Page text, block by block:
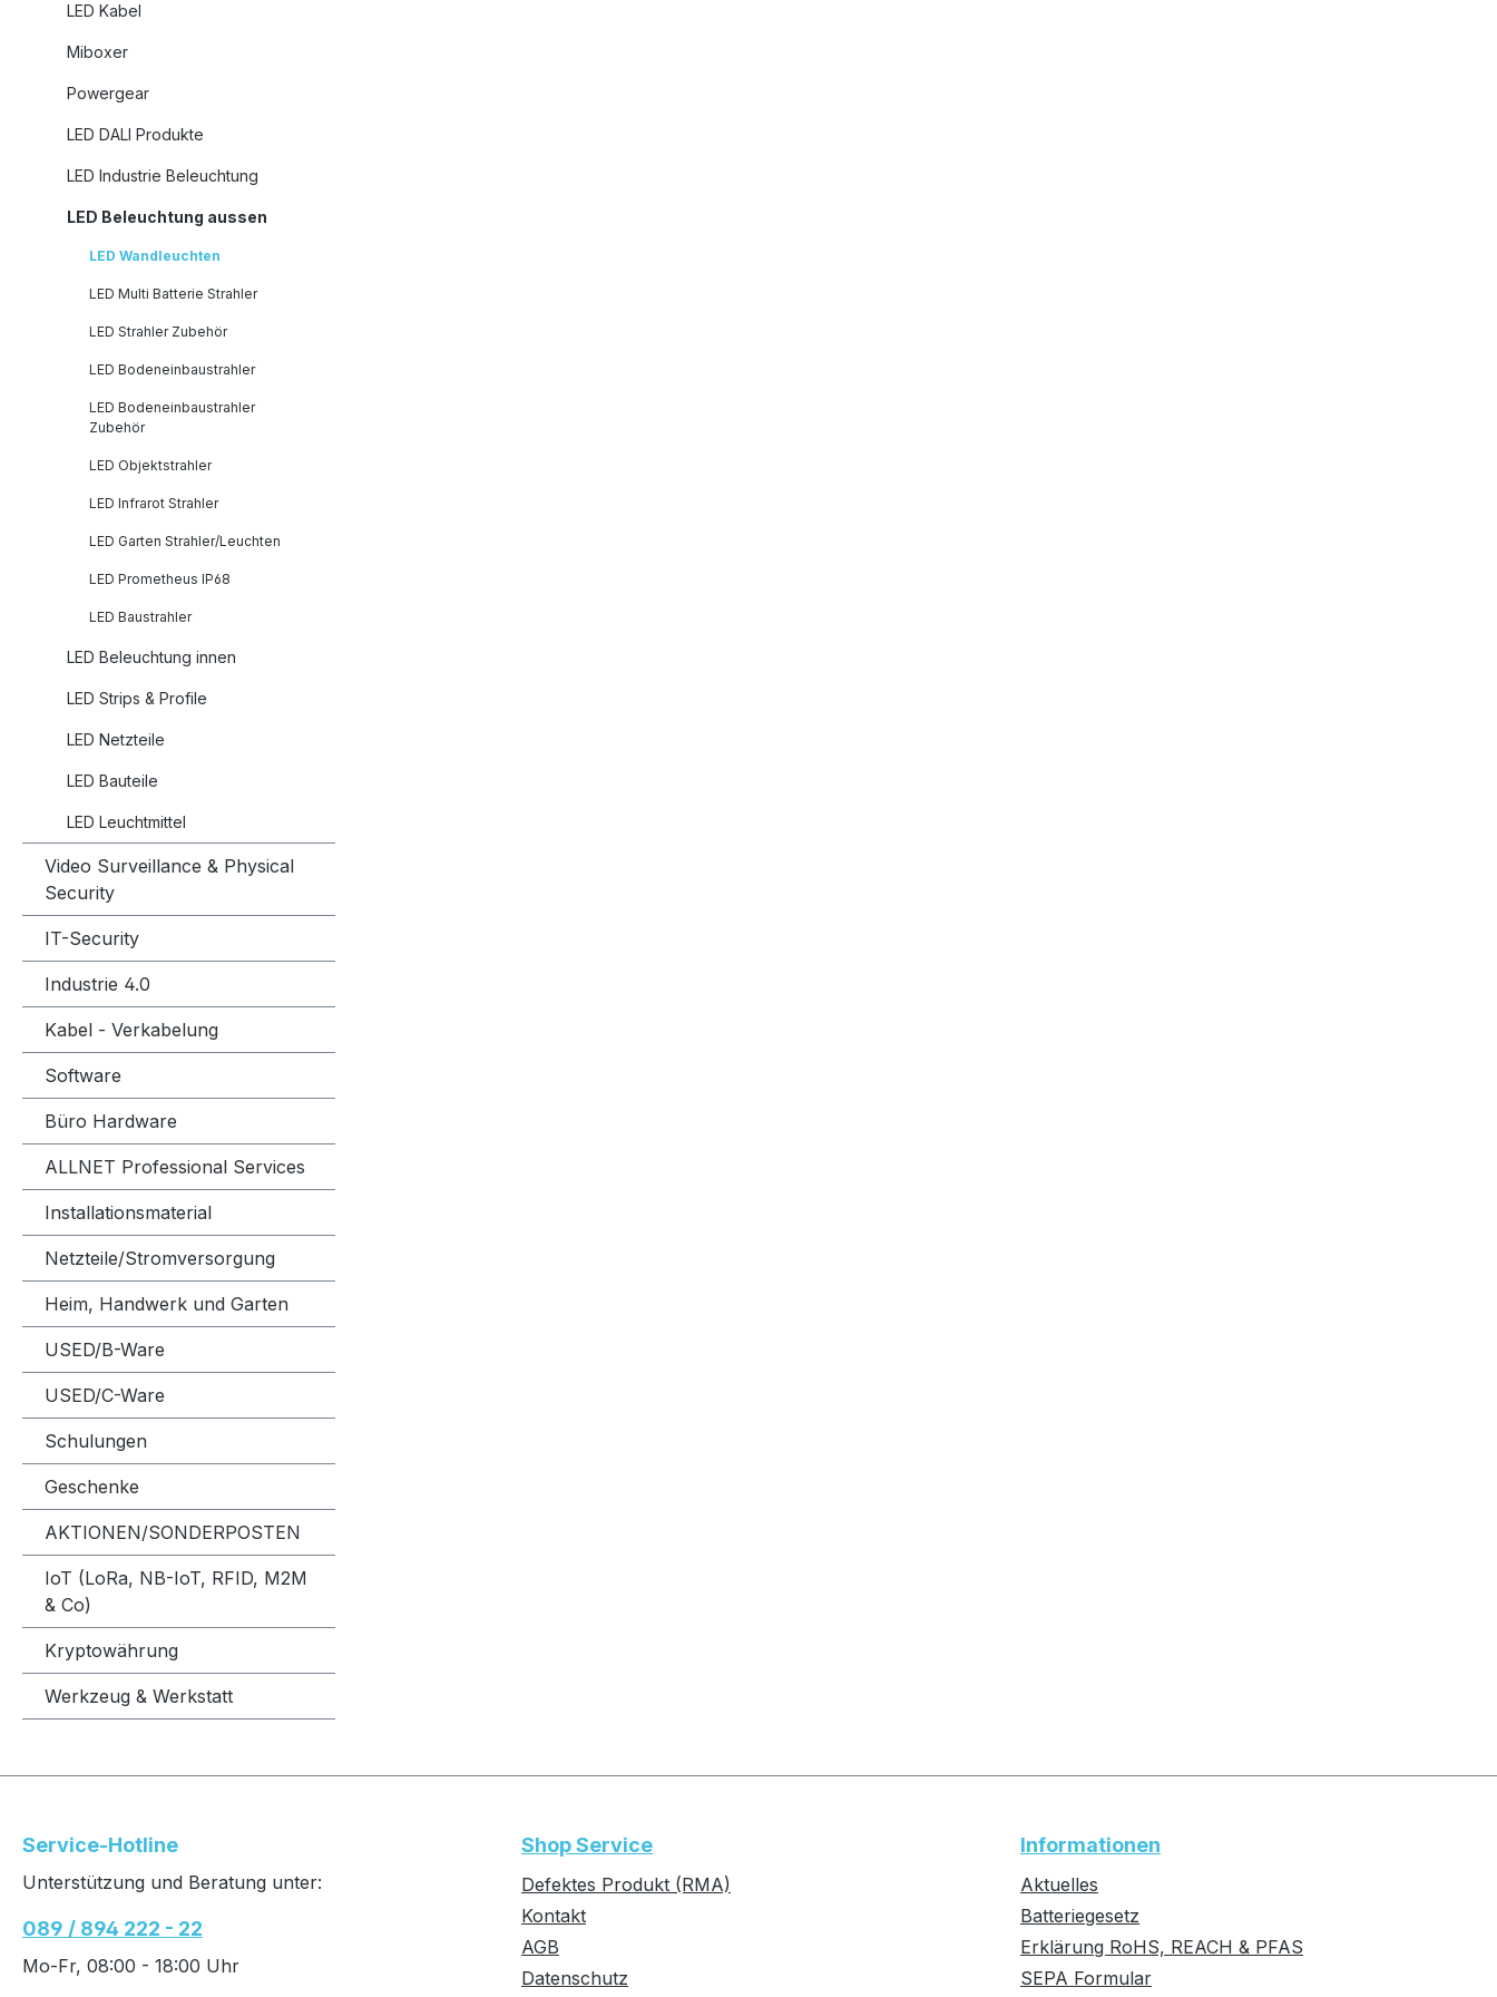
LED Kabel
Miboxer
Powergear
LED DALI Produkte
LED Industrie Beleuchtung
LED Beleuchtung aussen
LED Wandleuchten
LED Multi Batterie Strahler
LED Strahler Zubehör
LED Bodeneinbaustrahler
LED Bodeneinbaustrahler
Zubehör
LED Objektstrahler
LED Infrarot Strahler
LED Garten Strahler/Leuchten
LED Prometheus IP68
LED Baustrahler
LED Beleuchtung innen
LED Strips & Profile
LED Netzteile
LED Bauteile
LED Leuchtmittel
Video Surveillance & Physical
Security
IT-Security
Industrie 4.0
Kabel - Verkabelung
Software
Büro Hardware
ALLNET Professional Services
Installationsmaterial
Netzteile/Stromversorgung
Heim, Handwerk und Garten
USED/B-Ware
USED/C-Ware
Schulungen
Geschenke
AKTIONEN/SONDERPOSTEN
IoT (LoRa, NB-IoT, RFID, M2M
& Co)
Kryptowährung
Werkzeug & Werkstatt
Service-Hotline
Unterstützung und Beratung unter:
089 / 894 222 - 22
Mo-Fr, 08:00 - 18:00 Uhr
Shop Service
Defektes Produkt (RMA)
Kontakt
AGB
Datenschutz
Informationen
Aktuelles
Batteriegesetz
Erklärung RoHS, REACH & PFAS
SEPA Formular